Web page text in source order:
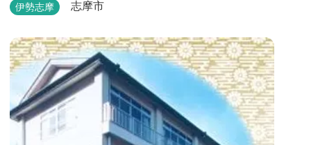
外プール：2025年7月19日（土）～8月31日（日）
伊勢志摩 志摩市